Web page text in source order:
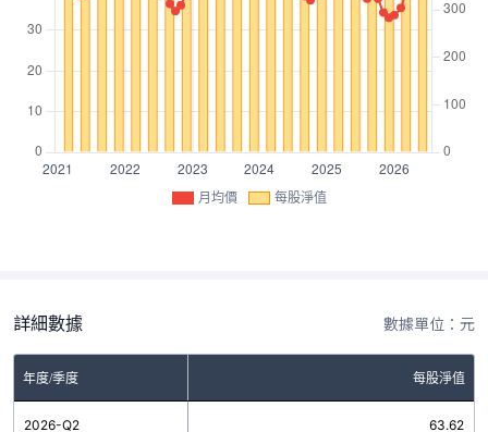
月均價 每股淨值
詳細數據 數據單位：元
年度/季度 每股淨值
2026-Q2 63.62